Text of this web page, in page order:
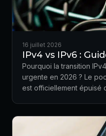
16 juillet 2026
IPv4 vs IPv6 :
Pourquoi la transition
urgente en 2026 ? Le
est officiellement épuisé